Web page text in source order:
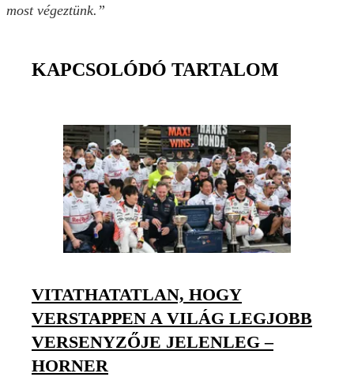
most végeztünk.”
KAPCSOLÓDÓ TARTALOM
VITATHATATLAN, HOGY
VERSTAPPEN A VILÁG LEGJOBB
VERSENYZŐJE JELENLEG –
HORNER